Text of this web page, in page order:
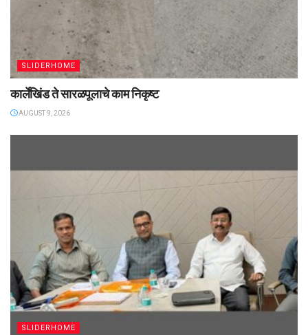
SLIDERHOME
कार्लेखिंड ते सारळपूलाचे काम निकृष्ट
AUGUST 9, 2026
SLIDERHOME